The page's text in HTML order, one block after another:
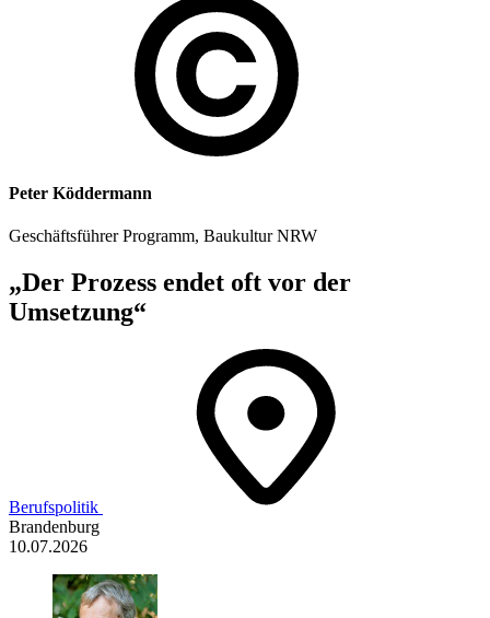
Peter Köddermann
Geschäftsführer Programm, Baukultur NRW
„Der Prozess endet oft vor der
Umsetzung“
Berufspolitik
Brandenburg
10.07.2026